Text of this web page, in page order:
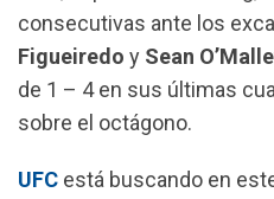
consecutivas ante los
Figueiredo y Sean
de 1 – 4 en sus últimas
sobre el octágono.
UFC está buscando en